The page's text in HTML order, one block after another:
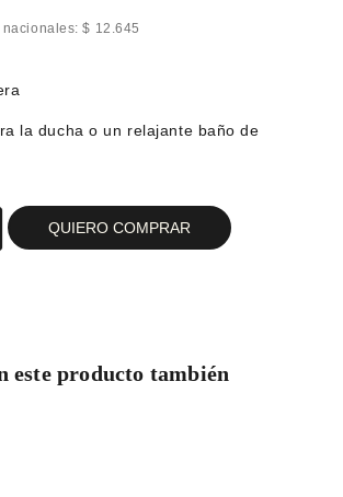
nacionales:$ 12.645
la ducha o un relajante baño de
QUIERO COMPRAR
este producto también